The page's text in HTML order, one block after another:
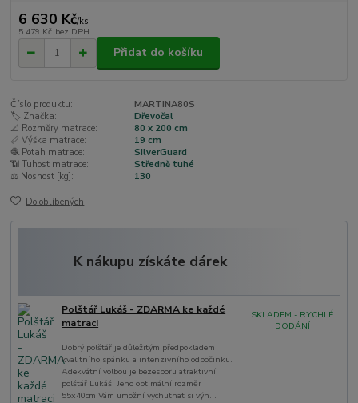
6 630 Kč/ks
5 479 Kč bez DPH
Přidat do košíku
Číslo produktu:
MARTINA80S
🏷️ Značka:
Dřevočal
📐 Rozměry matrace:
80 x 200 cm
📏 Výška matrace:
19 cm
🧶 Potah matrace:
SilverGuard
📶 Tuhost matrace:
Středně tuhé
⚖️ Nosnost [kg]:
130
Do oblíbených
K nákupu získáte dárek
Polštář Lukáš - ZDARMA ke každé
matraci
Dobrý polštář je důležitým předpokladem
kvalitního spánku a intenzivního odpočinku.
Adekvátní volbou je bezesporu atraktivní
polštář Lukáš. Jeho optimální rozměr
55x40cm Vám umožní vychutnat si výh...
SKLADEM - RYCHLÉ
DODÁNÍ